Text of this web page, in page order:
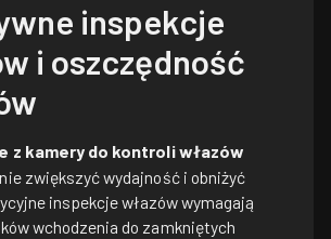
inspekcje
i oszczędność
z kamery do kontroli włazów
zwiększyć wydajność i obniżyć
inspekcje włazów wymagają
wchodzenia do zamkniętych